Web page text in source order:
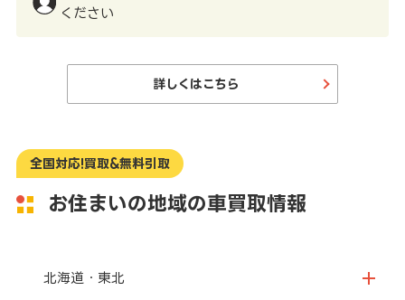
ください
詳しくはこちら
全国対応!買取&無料引取
お住まいの地域の車買取情報
北海道・東北